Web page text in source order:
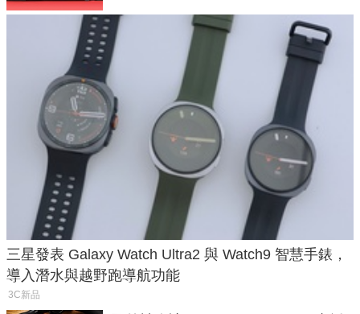
三星發表 Galaxy Watch Ultra2 與 Watch9 智慧手錶，
導入潛水與越野跑導航功能
3C新品